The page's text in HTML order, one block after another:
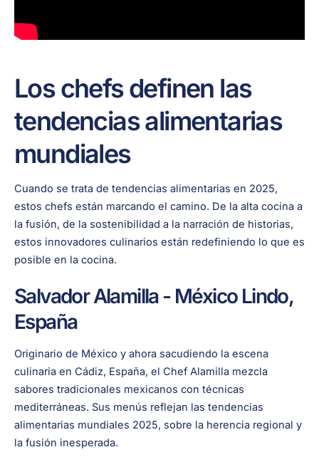
Los chefs definen las
tendencias alimentarias
mundiales
Cuando se trata de tendencias alimentarias en 2025,
estos chefs están marcando el camino. De la alta cocina a
la fusión, de la sostenibilidad a la narración de historias,
estos innovadores culinarios están redefiniendo lo que es
posible en la cocina.
Salvador Alamilla - México Lindo,
España
Originario de México y ahora sacudiendo la escena
culinaria en Cádiz, España, el Chef Alamilla mezcla
sabores tradicionales mexicanos con técnicas
mediterráneas. Sus menús reflejan las tendencias
alimentarias mundiales 2025, sobre la herencia regional y
la fusión inesperada.